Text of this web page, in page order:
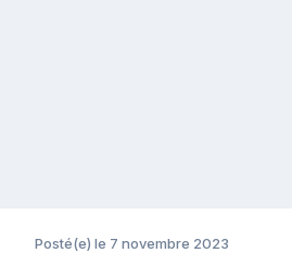
Posté(e) le 7 novembre 2023